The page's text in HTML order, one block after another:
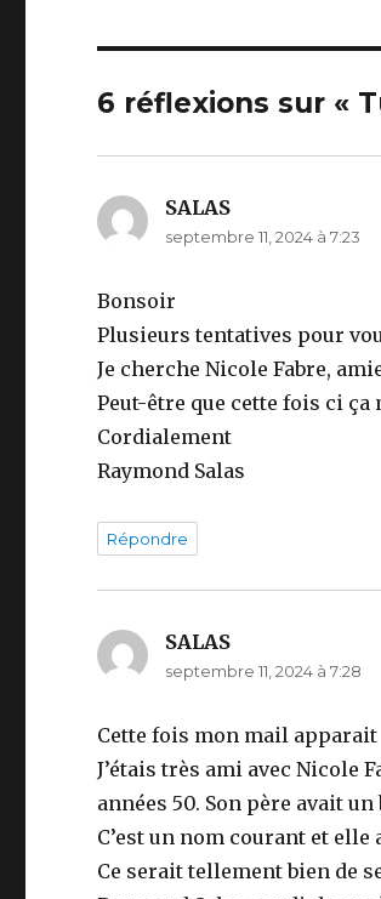
6 réflexions sur «
SALAS
septembre 11, 2024 à 7:23
Bonsoir
Plusieurs tentatives pour
Je cherche Nicole Fabre,
Peut-être que cette fois ci
Cordialement
Raymond Salas
Répondre
SALAS
septembre 11, 2024 à 7:28
Cette fois mon mail apparait
J’étais très ami avec Nicole
années 50. Son père avait
C’est un nom courant et
Ce serait tellement bien de